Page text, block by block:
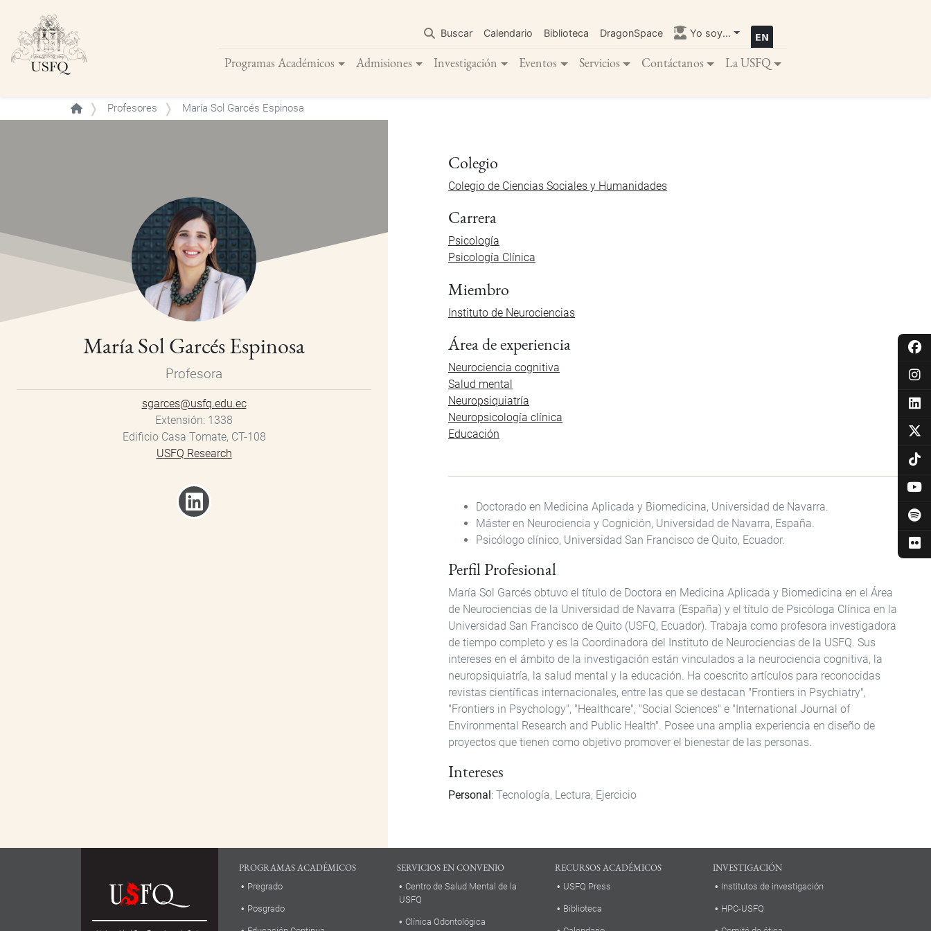
contenido
principal
Buscar Calendario Biblioteca DragonSpace Yo soy...
Programas Académicos Admisiones Investigación Eventos Servicios Contáctanos La USFQ
Buscar
Profesores María Sol Garcés Espinosa
María Sol Garcés Espinosa
Profesora
sgarces@usfq.edu.ec
Extensión 1338
Edificio Casa Tomate, CT-108
USFQ Research
Colegio
Colegio de Ciencias Sociales y Humanidades
Carrera
Psicología
Psicología Clínica
Miembro
Instituto de Neurociencias
Área de experiencia
Neurociencia cognitiva
Salud mental
Neuropsiquiatría
Neuropsicología clínica
Educación
Doctorado en Medicina Aplicada y Biomedicina, Universidad de Navarra.
Máster en Neurociencia y Cognición, Universidad de Navarra, España.
Psicólogo clínico, Universidad San Francisco de Quito, Ecuador.
Perfil Profesional
María Sol Garcés obtuvo el título de Doctora en Medicina Aplicada y Biomedicina en el Área
de Neurociencias de la Universidad de Navarra (España) y el título de Psicóloga Clínica en la
Universidad San Francisco de Quito (USFQ, Ecuador). Trabaja como profesora investigadora
de tiempo completo y es la Coordinadora del Instituto de Neurociencias de la USFQ. Sus
intereses en el ámbito de la investigación están vinculados a la neurociencia cognitiva, la
neuropsiquiatría, la salud mental y la educación. Ha coescrito artículos para reconocidas
revistas científicas internacionales, entre las que se destacan "Frontiers in Psychiatry",
"Frontiers in Psychology", "Healthcare", "Social Sciences" e "International Journal of
Environmental Research and Public Health". Posee una amplia experiencia en diseño de
proyectos que tienen como objetivo promover el bienestar de las personas.
Intereses
Personal: Tecnología, Lectura, Ejercicio
PROGRAMAS ACADÉMICOS
Pregrado
Posgrado
SERVICIOS EN CONVENIO
Centro de Salud Mental de la
USFQ
Clínica Odontológica
RECURSOS ACADÉMICOS
USFQ Press
Biblioteca
INVESTIGACIÓN
Institutos de investigación
HPC-USFQ